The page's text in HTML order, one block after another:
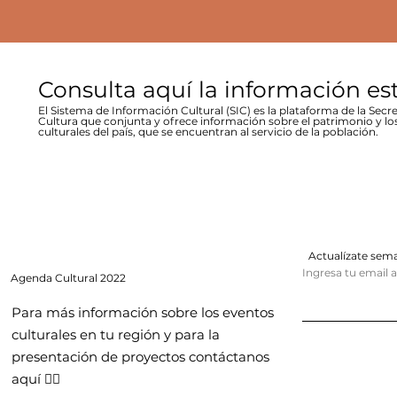
Consulta aquí la información
El Sistema de Información Cultural (SIC) es la plataforma de la
Cultura que conjunta y ofrece información sobre el patrimonio y
culturales del país, que se encuentran al servicio de la población.
Agenda Cultural 2022
Para más información sobre los eventos
culturales en tu región y para la
presentación de proyectos contáctanos
aquí 👇🏻
Actualízate
Ingresa tu email